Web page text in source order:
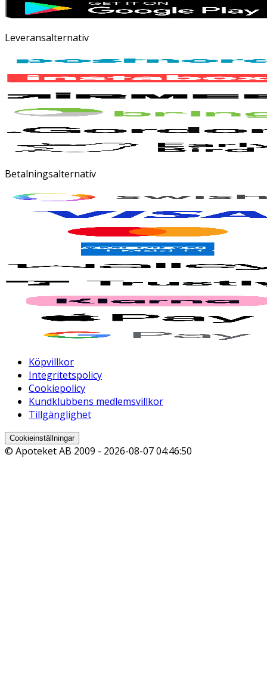
Leveransalternativ
Betalningsalternativ
Köpvillkor
Integritetspolicy
Cookiepolicy
Kundklubbens medlemsvillkor
Tillgänglighet
Cookieinställningar
© Apoteket AB 2009 - 2026-08-07 04:46:50